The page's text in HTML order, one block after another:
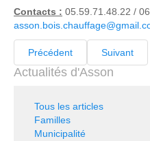
Contacts : 05.59.71.48.22 /
Précédent Suivant
Actualités d'Asson
Tous les articles
Familles
Municipalité